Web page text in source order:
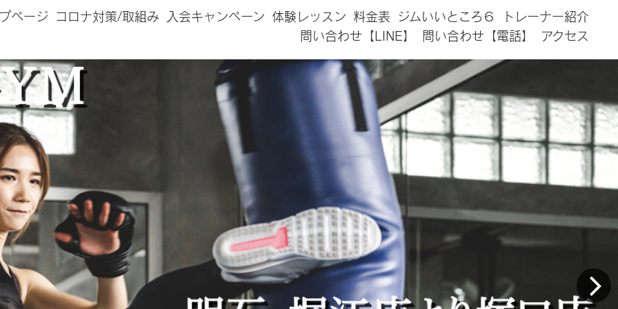
ページ コロナ対策/取組み 入会キャンペーン 体験レッスン 料金表 ジムいいところ６
トレーナー紹介
問い合わせ【LINE】
問い合わせ【電話】 アクセス